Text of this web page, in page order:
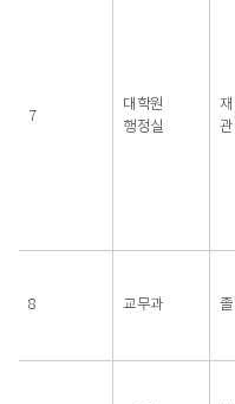
7
대학원
행정실
8 교무과